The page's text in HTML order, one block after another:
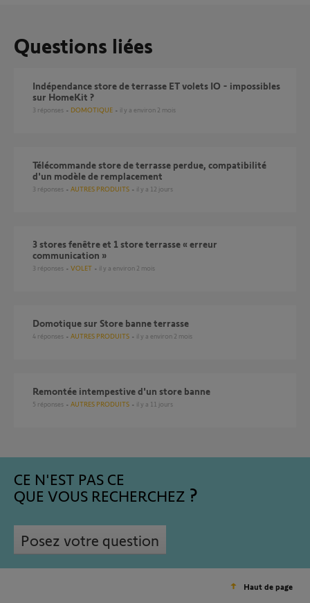
Questions liées
Indépendance store de terrasse ET volets IO - impossibles
sur HomeKit ?
3 réponses DOMOTIQUE il y a environ 2 mois
Télécommande store de terrasse perdue, compatibilité
d'un modèle de remplacement
3 réponses AUTRES PRODUITS il y a 12 jours
3 stores fenêtre et 1 store terrasse « erreur
communication »
3 réponses VOLET il y a environ 2 mois
Domotique sur Store banne terrasse
4 réponses AUTRES PRODUITS il y a environ 2 mois
Remontée intempestive d'un store banne
5 réponses AUTRES PRODUITS il y a 11 jours
CE N'EST PAS CE
QUE VOUS RECHERCHEZ
Posez votre question
Haut de page